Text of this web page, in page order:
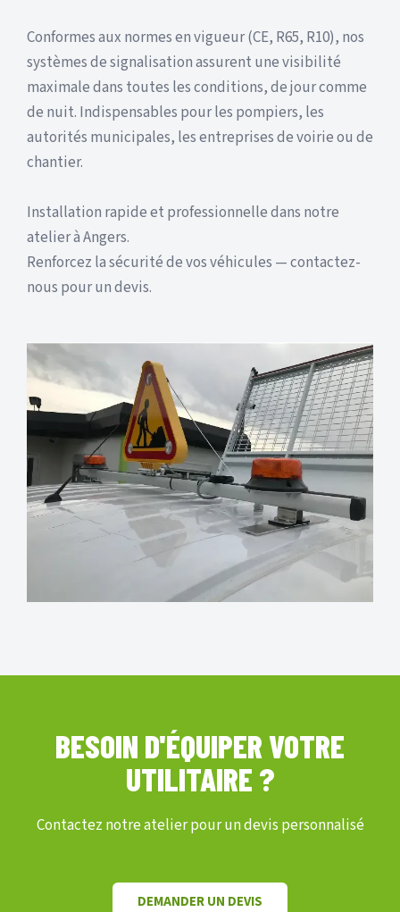
Conformes aux normes en vigueur (CE, R65, R10), nos
systèmes de signalisation assurent une visibilité
maximale dans toutes les conditions, de jour comme
de nuit. Indispensables pour les pompiers, les
autorités municipales, les entreprises de voirie ou de
chantier.
Installation rapide et professionnelle dans notre
atelier à Angers.
Renforcez la sécurité de vos véhicules — contactez-
nous pour un devis.
BESOIN D'ÉQUIPER VOTRE
UTILITAIRE ?
Contactez notre atelier pour un devis personnalisé
DEMANDER UN DEVIS